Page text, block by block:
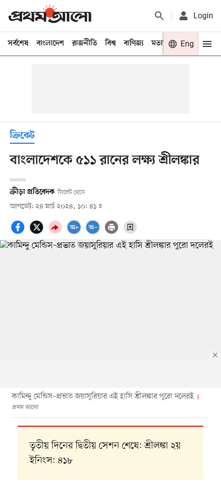
Login
সর্বশেষ বাংলাদেশ রাজনীতি বিশ্ব বাণিজ্য মতামত খেলা
Eng
ক্রিকেট
বাংলাদেশকে ৫১১ রানের লক্ষ্য শ্রীলঙ্কার
ক্রীড়া প্রতিবেদক সিলেট থেকে
আপডেট: ২৪ মার্চ ২০২৪, ১০: ৪১
কামিন্দু মেন্ডিস–প্রভাত জয়াসুরিয়ার এই হাসি শ্রীলঙ্কার পুরো দলেরই
প্রথম আলো
তৃতীয় দিনের দ্বিতীয় সেশন শেষে: শ্রীলঙ্কা ২য়
ইনিংস: ৪১৮